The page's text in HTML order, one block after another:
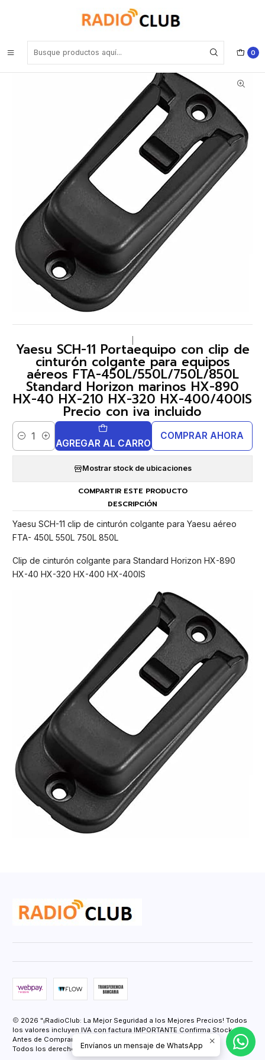
0
Yaesu SCH-11 Portaequipo con clip de cinturón colgante para
equipos aéreos FTA-450L/550L/750L/850L Standard Horizon
Yaesu SCH-11 Portaequipo con clip de
cinturón colgante para equipos
aéreos FTA-450L/550L/750L/850L
Standard Horizon marinos HX-890
HX-40 HX-210 HX-320 HX-400/400IS
Precio con iva incluido
Cantidad AGREGAR AL CARRO
COMPRAR AHORA
Mostrar stock de ubicaciones
COMPARTIR ESTE PRODUCTO
DESCRIPCIÓN
Yaesu SCH-11 clip de cinturón colgante para Yaesu aéreo
FTA- 450L 550L 750L 850L
Clip de cinturón colgante para Standard Horizon HX-890
HX-40 HX-320 HX-400 HX-400IS
2026 "¡RadioClub: La Mejor Seguridad a los Mejores Precios! Todos
los valores incluyen IVA con factura IMPORTANTE Confirma Stock
Antes de Comprar.".
Todos los derechos reservados. Desarrollado por Jumpseller
Envíanos un mensaje de WhatsApp